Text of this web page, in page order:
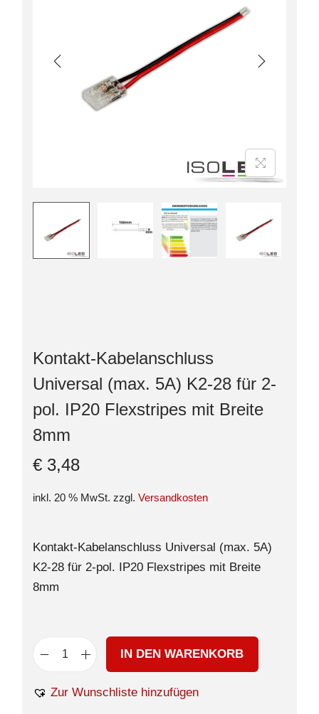
Kontakt-Kabelanschluss
Universal (max. 5A) K2-28 für 2-
pol. IP20 Flexstripes mit Breite
8mm
€ 3,48
inkl. 20 % MwSt. zzgl. Versandkosten
Kontakt-Kabelanschluss Universal (max. 5A)
K2-28 für 2-pol. IP20 Flexstripes mit Breite
8mm
IN DEN WARENKORB
Zur Wunschliste hinzufügen